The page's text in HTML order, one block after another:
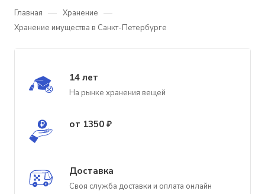
Главная — Хранение —
Хранение имущества в Санкт-Петербурге
14 лет
На рынке хранения вещей
от 1350 ₽
Доставка
Своя служба доставки и оплата онлайн